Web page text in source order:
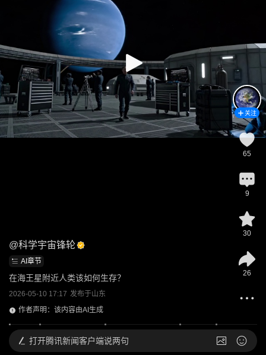
@科学宇宙锋轮
AI章节
在海王星附近人类该如何生存？
2026-05-10 17:17 发布于山东
作者声明：该内容由AI生成
关注
65
9
30
26
打开腾讯新闻客户端说两句